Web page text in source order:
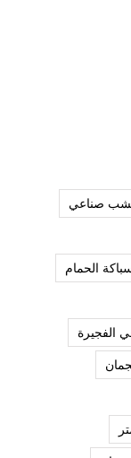
صناعي
الحمام
الفجيرة